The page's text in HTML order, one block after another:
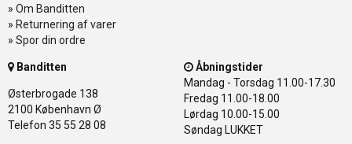
» Om Banditten
» Returnering af varer
» Spor din ordre
Banditten
Østerbrogade 138
2100 København Ø
Telefon 35 55 28 08
Åbningstider
Mandag - Torsdag 11.00-17.30
Fredag 11.00-18.00
Lørdag 10.00-15.00
Søndag LUKKET